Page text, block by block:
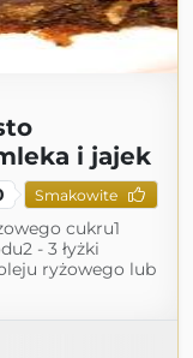
i jajek
Smakowite
cukru1
- 3 łyżki
ryżowego lub